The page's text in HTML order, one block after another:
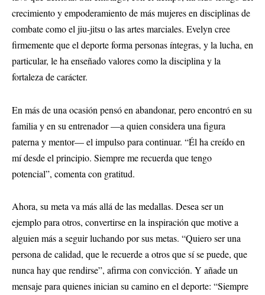
crecimiento y empoderamiento de más mujeres en disciplinas de
combate como el jiu-jitsu o las artes marciales. Evelyn cree
firmemente que el deporte forma personas íntegras, y la lucha, en
particular, le ha enseñado valores como la disciplina y la
fortaleza de carácter.
En más de una ocasión pensó en abandonar, pero encontró en su
familia y en su entrenador —a quien considera una figura
paterna y mentor— el impulso para continuar. “Él ha creído en
mí desde el principio. Siempre me recuerda que tengo
potencial”, comenta con gratitud.
Ahora, su meta va más allá de las medallas. Desea ser un
ejemplo para otros, convertirse en la inspiración que motive a
alguien más a seguir luchando por sus metas. “Quiero ser una
persona de calidad, que le recuerde a otros que sí se puede, que
nunca hay que rendirse”, afirma con convicción. Y añade un
mensaje para quienes inician su camino en el deporte: “Siempre